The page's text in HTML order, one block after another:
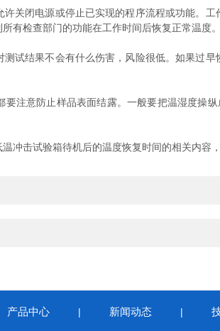
闭电源或停止已实现的程序流程或功能。工
有检查部门的功能在工作时间后恢复正常温度。
结果不会有什么伤害，风险很低。如果过早
意防止样品表面结露。一般要把温湿度操
击试验箱待机后的温度恢复时间的相关内容
产品中心 | 新闻动态 |